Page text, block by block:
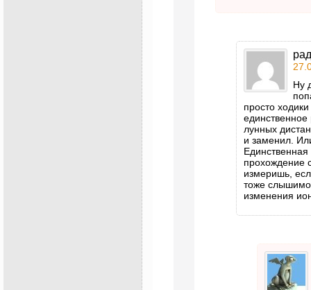
Ну
просто
лунных
и заменил.
прохождение
измеришь,
тоже
изменения